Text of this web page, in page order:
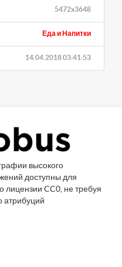
5472x3648
Еда и Напитки
14.04.2018 03:41:53
высокого
доступны для
лицензии CC0, не требуя
атрибуций